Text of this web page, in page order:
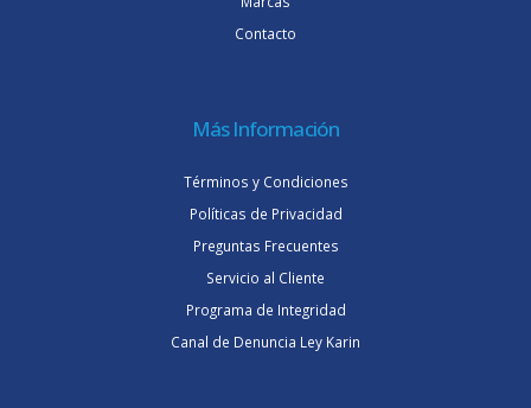
Contacto
Más Información
Términos y Condiciones
Políticas de Privacidad
Preguntas Frecuentes
Servicio al Cliente
Programa de Integridad
Canal de Denuncia Ley Karin